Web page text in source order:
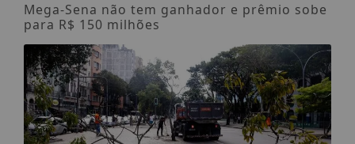
Mega-Sena não tem ganhador e prêmio sobe
para R$ 150 milhões